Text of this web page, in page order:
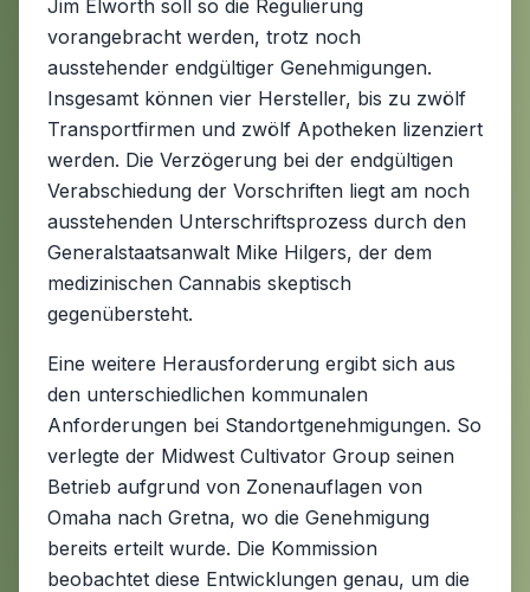
Jim Elworth soll so die Regulierung
vorangebracht werden, trotz noch
ausstehender endgültiger Genehmigungen.
Insgesamt können vier Hersteller, bis zu zwölf
Transportfirmen und zwölf Apotheken lizenziert
werden. Die Verzögerung bei der endgültigen
Verabschiedung der Vorschriften liegt am noch
ausstehenden Unterschriftsprozess durch den
Generalstaatsanwalt Mike Hilgers, der dem
medizinischen Cannabis skeptisch
gegenübersteht.
Eine weitere Herausforderung ergibt sich aus
den unterschiedlichen kommunalen
Anforderungen bei Standortgenehmigungen. So
verlegte der Midwest Cultivator Group seinen
Betrieb aufgrund von Zonenauflagen von
Omaha nach Gretna, wo die Genehmigung
bereits erteilt wurde. Die Kommission
beobachtet diese Entwicklungen genau, um die